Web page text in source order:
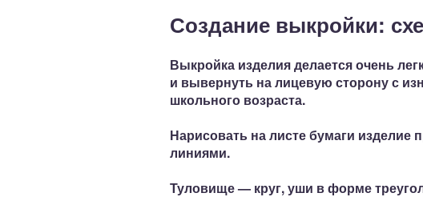
Создание выкройки:
Выкройка изделия делается очень
и вывернуть на лицевую сторону с
школьного возраста.
Нарисовать на листе бумаги изделие
линиями.
Туловище — круг, уши в форме